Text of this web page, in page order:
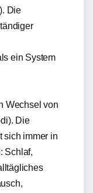
Die
ein System
Wechsel von
Die
sich immer in
Schlaf,